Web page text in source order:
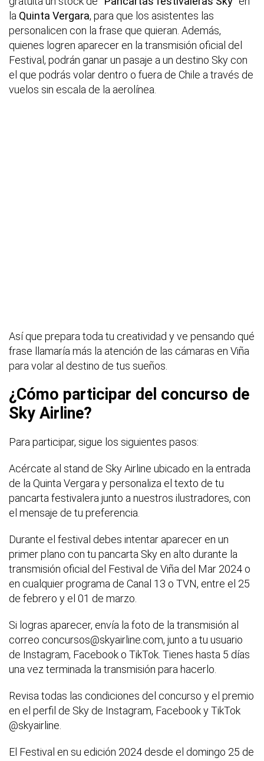
la Quinta Vergara, para que los asistentes las
personalicen con la frase que quieran. Además,
quienes logren aparecer en la transmisión oficial del
Festival, podrán ganar un pasaje a un destino Sky con
el que podrás volar dentro o fuera de Chile a través de
vuelos sin escala de la aerolínea.
Así que prepara toda tu creatividad y ve pensando qué
frase llamaría más la atención de las cámaras en Viña
para volar al destino de tus sueños.
¿Cómo participar del concurso de
Sky Airline?
Para participar, sigue los siguientes pasos:
Acércate al stand de Sky Airline ubicado en la entrada
de la Quinta Vergara y personaliza el texto de tu
pancarta festivalera junto a nuestros ilustradores, con
el mensaje de tu preferencia.
Durante el festival debes intentar aparecer en un
primer plano con tu pancarta Sky en alto durante la
transmisión oficial del Festival de Viña del Mar 2024 o
en cualquier programa de Canal 13 o TVN, entre el 25
de febrero y el 01 de marzo.
Si logras aparecer, envía la foto de la transmisión al
correo concursos@skyairline.com, junto a tu usuario
de Instagram, Facebook o TikTok. Tienes hasta 5 días
una vez terminada la transmisión para hacerlo.
Revisa todas las condiciones del concurso y el premio
en el perfil de Sky de Instagram, Facebook y TikTok
@skyairline.
El Festival en su edición 2024 desde el domingo 25 de